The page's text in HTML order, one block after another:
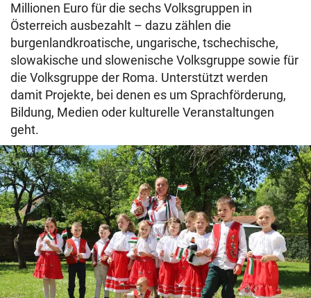
Millionen Euro für die sechs Volksgruppen in
Österreich ausbezahlt – dazu zählen die
burgenlandkroatische, ungarische, tschechische,
slowakische und slowenische Volksgruppe sowie für
die Volksgruppe der Roma. Unterstützt werden
damit Projekte, bei denen es um Sprachförderung,
Bildung, Medien oder kulturelle Veranstaltungen
geht.